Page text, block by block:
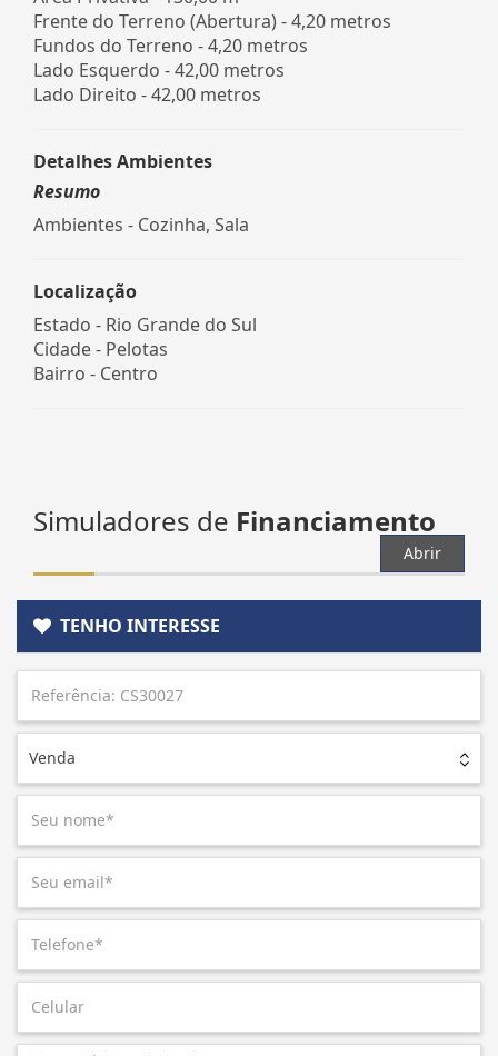
Frente do Terreno (Abertura) - 4,20 metros
Fundos do Terreno - 4,20 metros
Lado Esquerdo - 42,00 metros
Lado Direito - 42,00 metros
Detalhes Ambientes
Resumo
Ambientes - Cozinha, Sala
Localização
Estado - Rio Grande do Sul
Cidade - Pelotas
Bairro - Centro
Simuladores de Financiamento
Abrir
TENHO INTERESSE
Venda